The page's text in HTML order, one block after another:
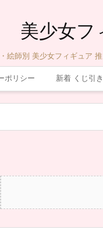
美少女フ
絵師別 美少女フィギュア
ポリシー 新着 くじ引き